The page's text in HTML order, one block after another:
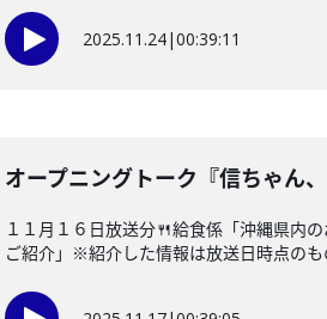
2025.11.24|00:39:11
オープニングトーク『信ちゃん
１１月１６日放送分🍴給食係「沖縄県
ご紹介」※紹介した情報は放送日時点のも